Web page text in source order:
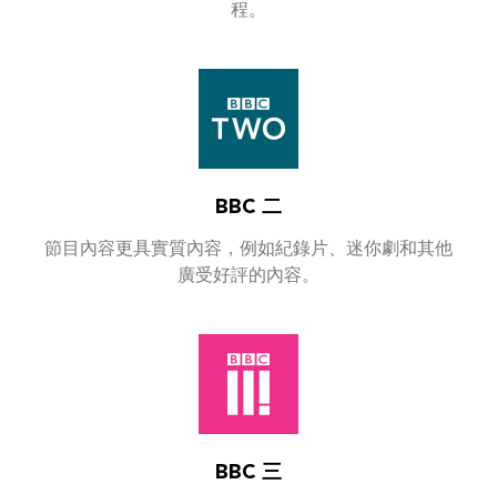
程。
BBC 二
節目內容更具實質內容，例如紀錄片、迷你劇和其他
廣受好評的內容。
BBC 三